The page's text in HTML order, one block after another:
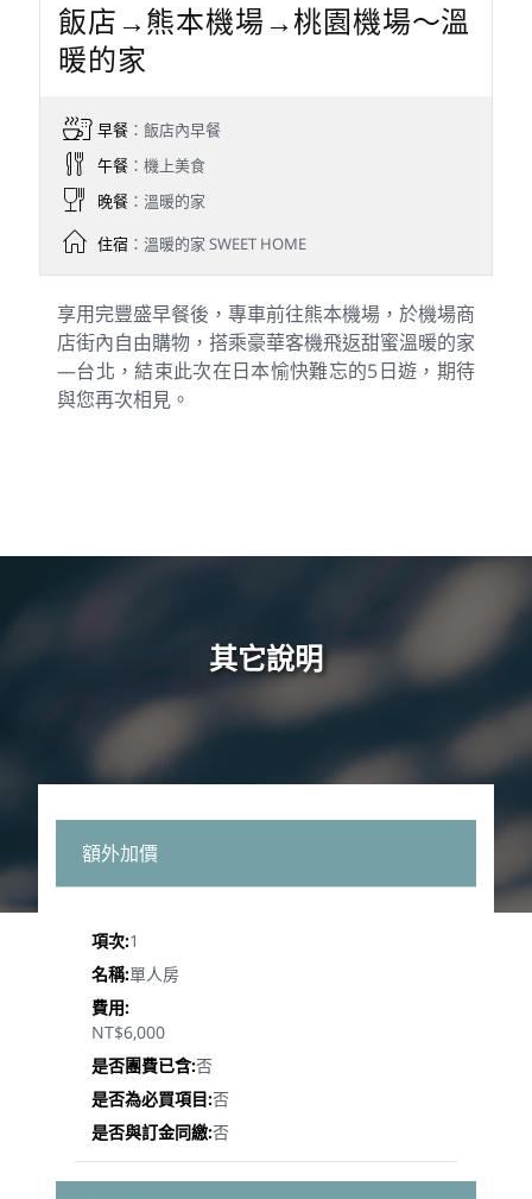
飯店→熊本機場→桃園機場～溫
暖的家
早餐：飯店內早餐
午餐：機上美食
晚餐：溫暖的家
住宿：溫暖的家 SWEET HOME
享用完豐盛早餐後，專車前往熊本機場，於機場商
店街內自由購物，搭乘豪華客機飛返甜蜜溫暖的家
—台北，結束此次在日本愉快難忘的5日遊，期待
與您再次相見。
其它說明
額外加價
1
單人房
NT$6,000
否
否
否